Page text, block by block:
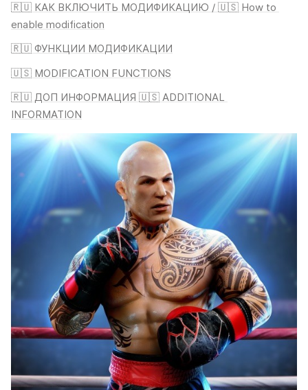
🇷🇺 КАК ВКЛЮЧИТЬ МОДИФИКАЦИЮ / 🇺🇸 How to
enable modification
🇷🇺 ФУНКЦИИ МОДИФИКАЦИИ
🇺🇸 MODIFICATION FUNCTIONS
🇷🇺 ДОП ИНФОРМАЦИЯ 🇺🇸 ADDITIONAL
INFORMATION